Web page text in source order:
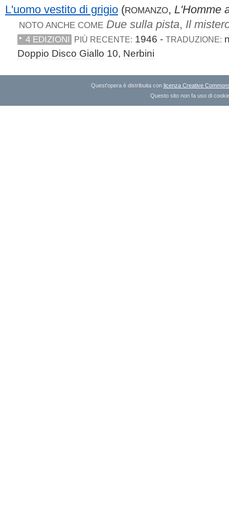
L'uomo vestito di grigio (ROMANZO, L'Homme
NOTO ANCHE COME Due sulla pista, Il
4 EDIZIONI PIÙ RECENTE: 1946 - TRADUZIONE:
Doppio Disco Giallo 10, Nerbini
Quest'opera è distribuita con licenza Creative
Questo sito non fa uso di